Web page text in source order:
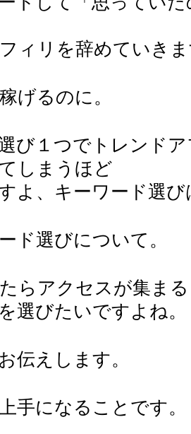
ィリを辞めていき
げるのに。
び１つでトレンド
しまうほど
よ、キーワード選び
ド選びについて。
らアクセスが集まる
選びたいですよね。
伝えします。
手になることです。